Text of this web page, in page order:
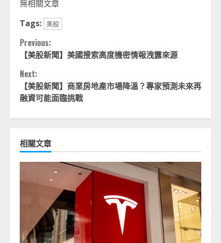
無相關文章
Tags: 美股
Continue
Reading
Previous:
【美股新聞】美國搜索高度機密情報洩露來源
Next:
【美股新聞】商業房地產市場降溫？專家預測未來再
融資可能面臨挑戰
相關文章